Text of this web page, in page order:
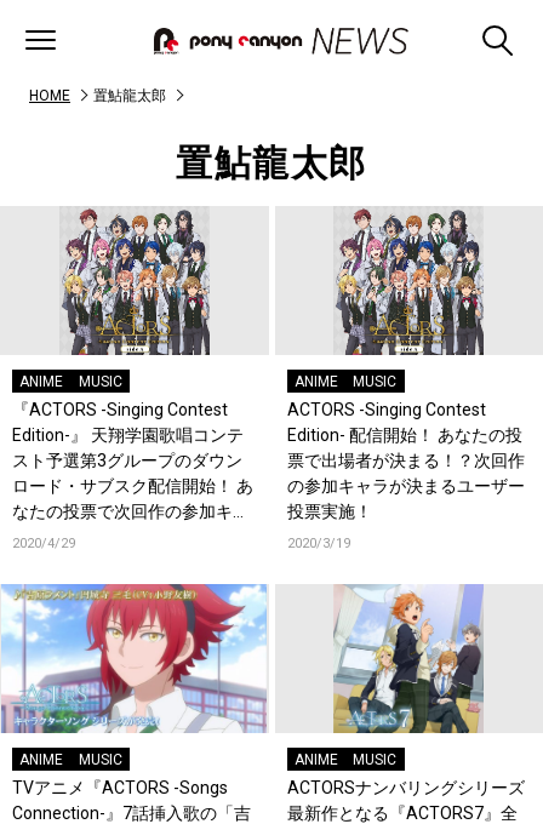
HOME 置鮎龍太郎
置鮎龍太郎
ANIME MUSIC
『ACTORS -Singing Contest
Edition-』 天翔学園歌唱コンテ
スト予選第3グループのダウン
ロード・サブスク配信開始！ あ
なたの投票で次回作の参加キャ
ラが決まる！ #stayhomeweek
2020/4/29
ANIME MUSIC
ACTORS -Singing Contest
Edition- 配信開始！ あなたの投
票で出場者が決まる！？次回作
の参加キャラが決まるユーザー
投票実施！
2020/3/19
ANIME MUSIC
TVアニメ『ACTORS -Songs
Connection-』7話挿入歌の「吉
ANIME MUSIC
ACTORSナンバリングシリーズ
最新作となる『ACTORS7』全